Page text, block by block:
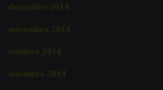
dezembro 2014
novembro 2014
outubro 2014
setembro 2014